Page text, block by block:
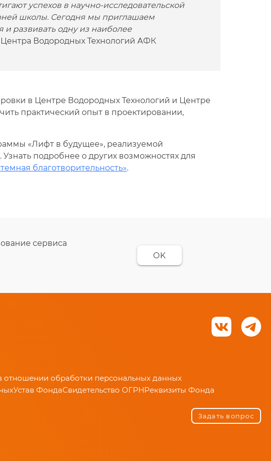
успехов в научно-исследовательской
школы. Сегодня мы приглашаем
и развивать одну из наиболее
Водородных Технологий АФК
в Центре Водородных Технологий и Центре
практический опыт в проектировании,
«Лифт в будущее», реализуемой
подробнее о других возможностях для
благотворительность».
сервиса
OK
отношении обработки персональных данных
Устав ФондаСвидетельство ОГРНРеквизиты Фонда
Задать вопрос